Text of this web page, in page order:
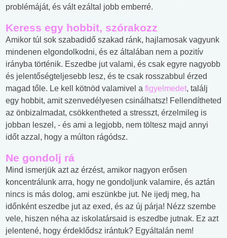
problémáját, és vált ezáltal jobb emberré.
Keress egy hobbit, szórakozz
Amikor túl sok szabadidő szakad ránk, hajlamosak vagyunk
mindenen elgondolkodni, és ez általában nem a pozitív
irányba történik. Eszedbe jut valami, és csak egyre nagyobb
és jelentőségteljesebb lesz, és te csak rosszabbul érzed
magad tőle. Le kell kötnöd valamivel a figyelmedet, találj
egy hobbit, amit szenvedélyesen csinálhatsz! Fellendítheted
az önbizalmadat, csökkentheted a stresszt, érzelmileg is
jobban leszel, - és ami a legjobb, nem töltesz majd annyi
időt azzal, hogy a múlton rágódsz.
Ne gondolj rá
Mind ismerjük azt az érzést, amikor nagyon erősen
koncentrálunk arra, hogy ne gondoljunk valamire, és aztán
nincs is más dolog, ami eszünkbe jut. Ne ijedj meg, ha
időnként eszedbe jut az exed, és az új párja! Nézz szembe
vele, hiszen néha az iskolatársaid is eszedbe jutnak. Ez azt
jelentené, hogy érdeklődsz irántuk? Egyáltalán nem!